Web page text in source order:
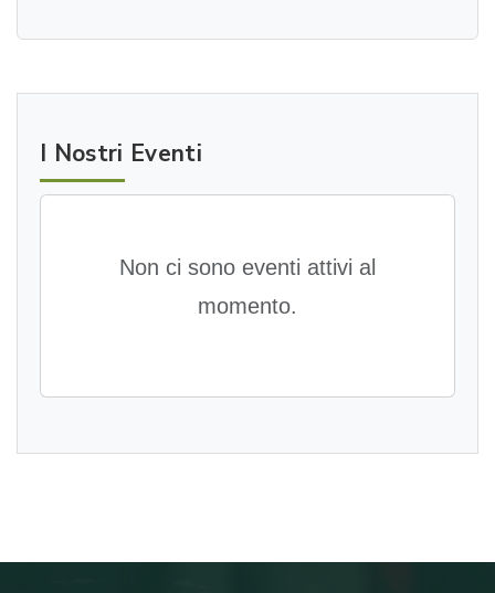
I Nostri Eventi
Non ci sono eventi attivi al
momento.